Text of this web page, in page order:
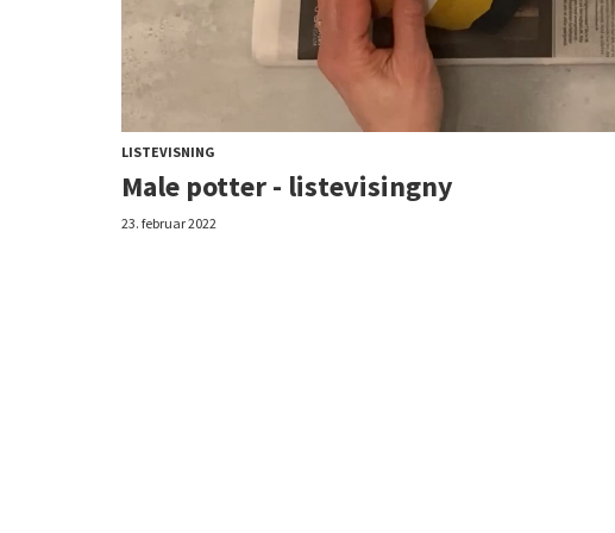
LISTEVISNING
Male potter - listevisingny
23. februar 2022